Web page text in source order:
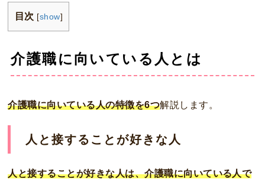
目次 [show]
介護職に向いている人とは
介護職に向いている人の特徴を6つ解説します。
人と接することが好きな人
人と接することが好きな人は、介護職に向いている人で